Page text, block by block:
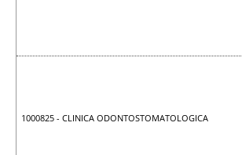
1000825 - CLINICA ODONTOSTOMATOLOGICA